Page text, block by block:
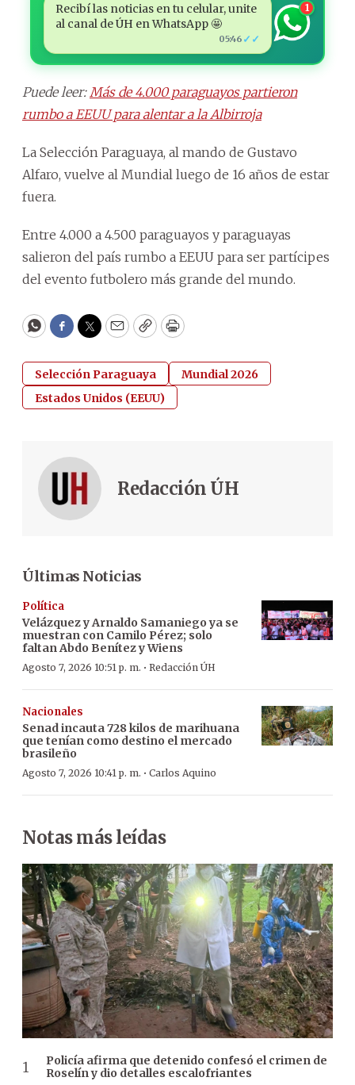
Recibí las noticias en tu celular, unite
al canal de ÚH en WhatsApp 🤩
05:46 ✓✓
1
Puede leer: Más de 4.000 paraguayos partieron
rumbo a EEUU para alentar a la Albirroja
La Selección Paraguaya, al mando de Gustavo
Alfaro, vuelve al Mundial luego de 16 años de estar
fuera.
Entre 4.000 a 4.500 paraguayos y paraguayas
salieron del país rumbo a EEUU para ser partícipes
del evento futbolero más grande del mundo.
WhatsApp
Facebook
Twitter
EmailCopyPrint
Selección Paraguaya
Mundial 2026
Estados Unidos (EEUU)
Redacción ÚH
Últimas Noticias
Política
Velázquez y Arnaldo Samaniego ya se
muestran con Camilo Pérez; solo
faltan Abdo Benítez y Wiens
Agosto 7, 2026 10:51 p. m. · Redacción ÚH
Nacionales
Senad incauta 728 kilos de marihuana
que tenían como destino el mercado
brasileño
Agosto 7, 2026 10:41 p. m. · Carlos Aquino
Notas más leídas
Policía afirma que detenido confesó el crimen de
Roselín y dio detalles escalofriantes